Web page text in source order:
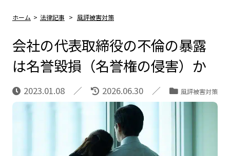
ホーム > 法律記事 > 風評被害対策
会社の代表取締役の不倫の暴露
は名誉毀損（名誉権の侵害）か
2023.01.08 2026.06.30 風評被害対策